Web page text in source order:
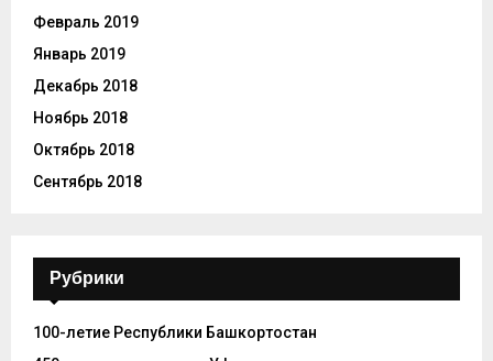
Февраль 2019
Январь 2019
Декабрь 2018
Ноябрь 2018
Октябрь 2018
Сентябрь 2018
Рубрики
100-летие Республики Башкортостан